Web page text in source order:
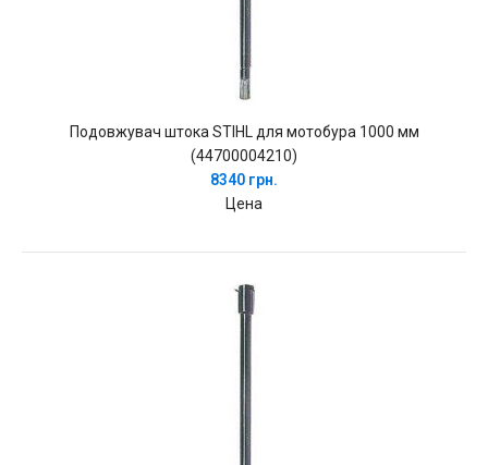
Подовжувач штока STIHL для мотобура 1000 мм
(44700004210)
8340 грн.
Цена